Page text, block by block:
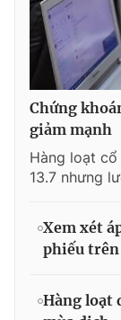
Chứng
giảm mạnh
Hàng loạt
13.7 nhưng
Xem xét
phiếu trên
Hàng loạt